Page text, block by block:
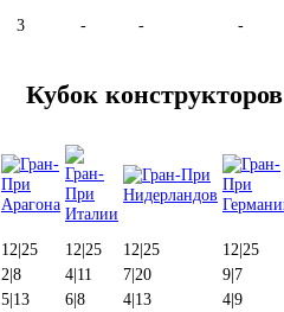
3 - - -
Кубок конструкторов
12|25 12|25 12|25 12|25
2|8 4|11 7|20 9|7
5|13 6|8 4|13 4|9